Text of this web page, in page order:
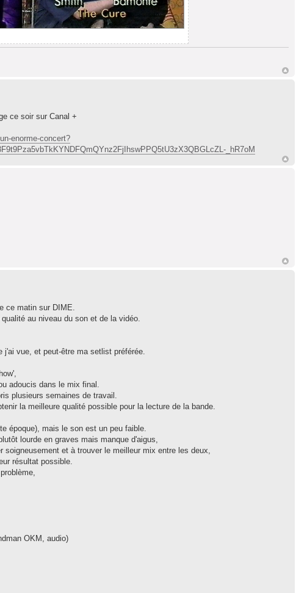
ce soir sur Canal +
enorme-concert?
_hR7oM
ce matin sur DIME.
au niveau du son et de la vidéo.
j'ai vue, et peut-être ma setlist préférée.
adoucis dans le mix final.
plusieurs semaines de travail.
la meilleure qualité possible pour la lecture de la bande.
époque), mais le son est un peu faible.
lourde en graves mais manque d'aigus,
et à trouver le meilleur mix entre les deux,
résultat possible.
OKM, audio)